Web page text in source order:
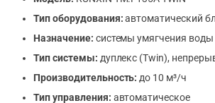
Тип оборудования:автоматический
Назначение: системы умягчения воды
Тип системы: дуплекс (Twin),
Производительность: до 10 м³/ч
Тип управления: автоматическое